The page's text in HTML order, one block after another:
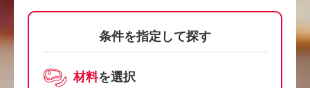
条件を指定して探す
材料を選択